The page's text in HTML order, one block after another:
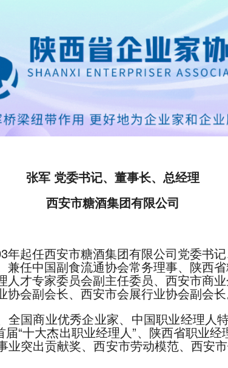
张军 党委书记、董事长、总经理
西安市糖酒集团有限公司
起任西安市糖酒集团有限公司党委书
任中国副食流通协会常务理事、陕西
才专家委员会副主任委员、西安市商
会副会长、西安市会展行业协会副会长
国商业优秀企业家、中国职业经理人
“十大杰出职业经理人”、陕西省职业
突出贡献奖、西安市劳动模范、西安